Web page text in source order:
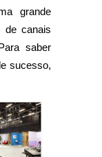
grande
de canais
saber
sucesso,